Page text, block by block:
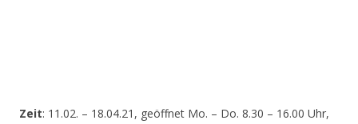
Zeit: 11.02. – 18.04.21, geöffnet Mo. – Do. 8.30 – 16.00 Uhr,